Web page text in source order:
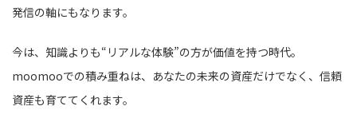
発信の軸にもなります。
今は、知識よりも“リアルな体験”の方が価値を持つ時代。
moomooでの積み重ねは、あなたの未来の資産だけでなく、信頼
資産も育ててくれます。